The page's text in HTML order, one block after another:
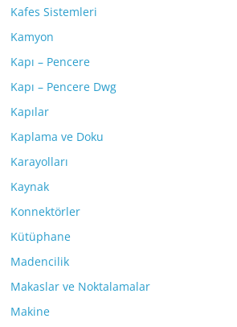
Kafes Sistemleri
Kamyon
Kapı – Pencere
Kapı – Pencere Dwg
Kapılar
Kaplama ve Doku
Karayolları
Kaynak
Konnektörler
Kütüphane
Madencilik
Makaslar ve Noktalamalar
Makine